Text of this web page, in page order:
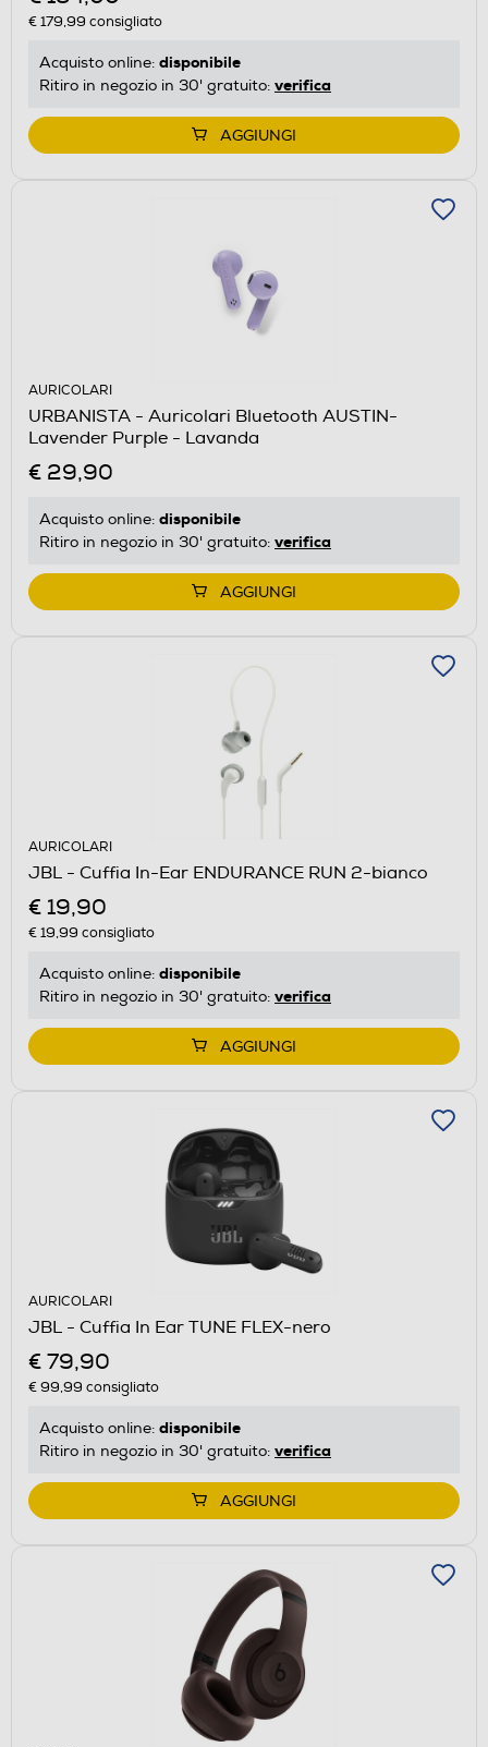
€ 179,99 consigliato
Acquisto online: disponibile
Ritiro in negozio in 30' gratuito: verifica
AGGIUNGI
AURICOLARI
URBANISTA - Auricolari Bluetooth AUSTIN-
Lavender Purple - Lavanda
€ 29,90
Acquisto online: disponibile
Ritiro in negozio in 30' gratuito: verifica
AGGIUNGI
AURICOLARI
JBL - Cuffia In-Ear ENDURANCE RUN 2-bianco
€ 19,90
€ 19,99 consigliato
Acquisto online: disponibile
Ritiro in negozio in 30' gratuito: verifica
AGGIUNGI
AURICOLARI
JBL - Cuffia In Ear TUNE FLEX-nero
€ 79,90
€ 99,99 consigliato
Acquisto online: disponibile
Ritiro in negozio in 30' gratuito: verifica
AGGIUNGI